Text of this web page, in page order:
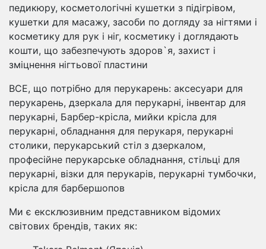
педикюру, косметологічні кушетки з підігрівом,
кушетки для масажу, засоби по догляду за нігтями і
косметику для рук і ніг, косметику і доглядають
кошти, що забезпечують здоров`я, захист і
зміцнення нігтьової пластини
ВСЕ, що потрібно для перукарень: аксесуари для
перукарень, дзеркала для перукарні, інвентар для
перукарні, Барбер-крісла, мийки крісла для
перукарні, обладнання для перукаря, перукарні
столики, перукарський стіл з дзеркалом,
професійне перукарське обладнання, стільці для
перукарні, візки для перукарів, перукарні тумбочки,
крісла для барбершопов
Ми є ексклюзивним представником відомих
світових брендів, таких як: